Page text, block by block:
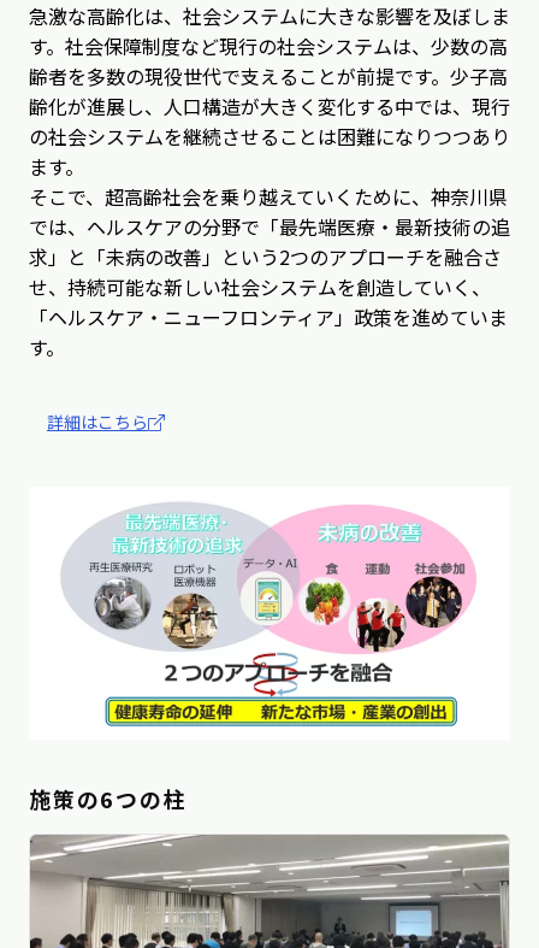
急激な高齢化は、社会システムに大きな影響を及ぼしま
す。社会保障制度など現行の社会システムは、少数の高
齢者を多数の現役世代で支えることが前提です。少子高
齢化が進展し、人口構造が大きく変化する中では、現行
の社会システムを継続させることは困難になりつつあり
ます。
そこで、超高齢社会を乗り越えていくために、神奈川県
では、ヘルスケアの分野で「最先端医療・最新技術の追
求」と「未病の改善」という2つのアプローチを融合さ
せ、持続可能な新しい社会システムを創造していく、
「ヘルスケア・ニューフロンティア」政策を進めていま
す。
詳細はこちら
施策の6つの柱